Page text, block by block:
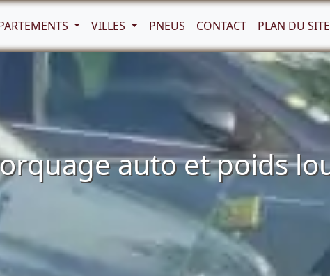
VILLES PNEUS CONTACT PLAN DU SITE
auto et poids